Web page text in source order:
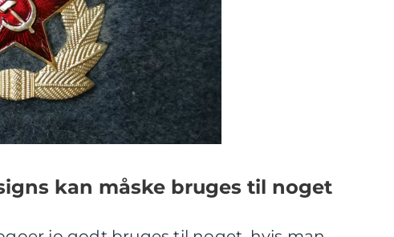
kan måske bruges til noget